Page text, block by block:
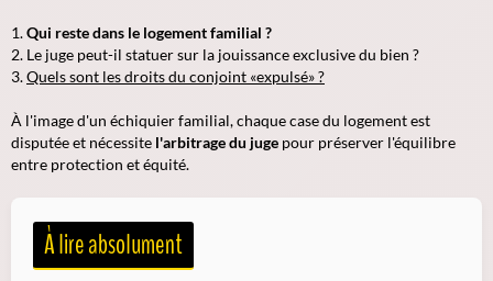
Qui reste dans le logement familial ?
Le juge peut-il statuer sur la jouissance exclusive du bien ?
Quels sont les droits du conjoint «expulsé» ?
À l'image d'un échiquier familial, chaque case du logement est
disputée et nécessite l'arbitrage du juge pour préserver l'équilibre
entre protection et équité.
À lire absolument